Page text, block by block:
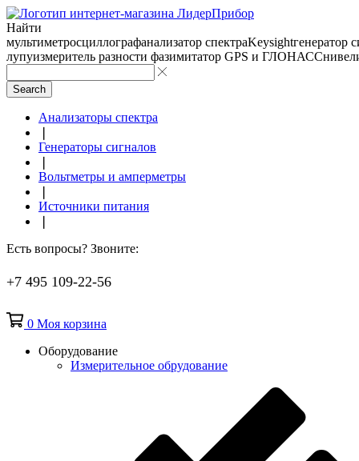
Найти
мультиметросциллографанализатор спектраKeysightгенератор
лупуизмеритель разности фазимитатор GPS и ГЛОНАСС
Search
Анализаторы спектра
Генераторы сигналов
Вольтметры и амперметры
Источники питания
Есть вопросы? Звоните:
+7 495 109-22-56
0 Моя корзина
Оборудование
Измерительное обрудование